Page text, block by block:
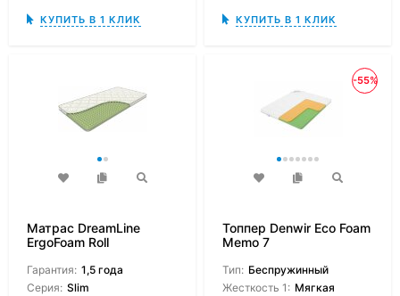
КУПИТЬ В 1 КЛИК КУПИТЬ В 1 КЛИК
Матрас DreamLine
ErgoFoam Roll
Гарантия: 1,5 года
Серия: Slim
-55%
Топпер Denwir Eco Foam
Memo 7
Тип: Беспружинный
Жесткость 1: Мягкая